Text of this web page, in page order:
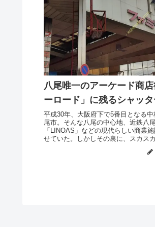
八尾唯一のアーケード商
ーロード」に残るシャッ
平成30年、大阪府下で5番目となる
尾市。そんな八尾の中心地、近鉄八
「LINOAS」などの現代らしい商業
せていた。しかしその裏に、スカス